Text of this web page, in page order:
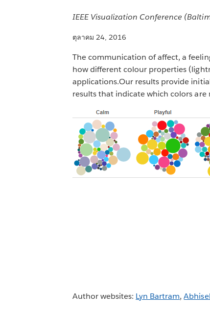
IEEE Visualization Conference
ตุลาคม 24, 2016
The communication of affect, a
how different colour properties
applications.Our results provide
results that indicate which colors
Author websites: Lyn Bartram,